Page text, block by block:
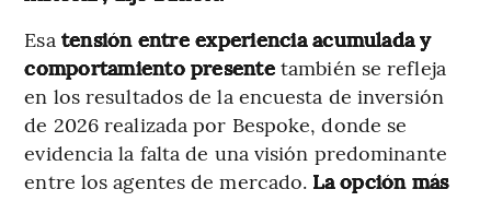
Esa tensión entre experiencia acumulada y
comportamiento presentetambién se refleja
en los resultados de la encuesta de inversión
de 2026 realizada por Bespoke, donde se
evidencia la falta de una visión predominante
entre los agentes de mercado. La opción más